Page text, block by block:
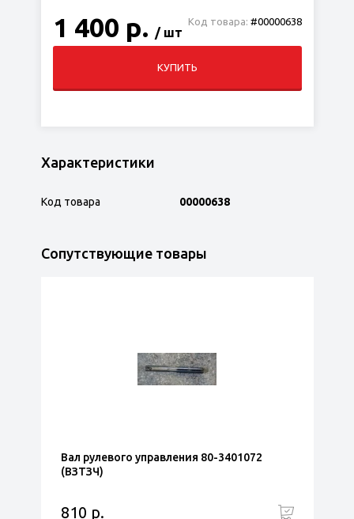
Код товара: #00000638
1 400 р. / шт
КУПИТЬ
Характеристики
Код товара 00000638
Сопутствующие товары
Вал рулевого управления 80-3401072
(ВЗТЗЧ)
810 р.